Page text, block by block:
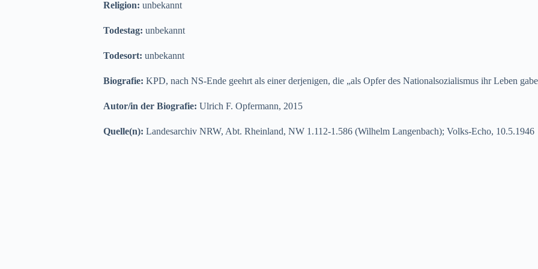
Religion: unbekannt
Todestag: unbekannt
Todesort: unbekannt
Biografie: KPD, nach NS-Ende geehrt als einer derjenigen, die „als Opfer des Nationalsozialismus ihr Leben
Autor/in der Biografie: Ulrich F. Opfermann, 2015
Quelle(n): Landesarchiv NRW, Abt. Rheinland, NW 1.112-1.586 (Wilhelm Langenbach); Volks-Echo, 10.5.1946